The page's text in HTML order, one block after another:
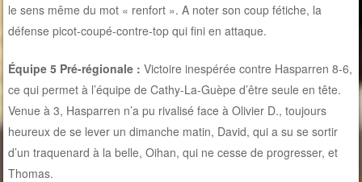
le sens même du mot « renfort ». A noter son coup fétiche, la
défense picot-coupé-contre-top qui fini en attaque.
Équipe 5 Pré-régionale : Victoire inespérée contre Hasparren 8-6,
ce qui permet à l’équipe de Cathy-La-Guèpe d’être seule en tête.
Venue à 3, Hasparren n’a pu rivalisé face à Olivier D., toujours
heureux de se lever un dimanche matin, David, qui a su se sortir
d’un traquenard à la belle, Oihan, qui ne cesse de progresser, et
Thomas.